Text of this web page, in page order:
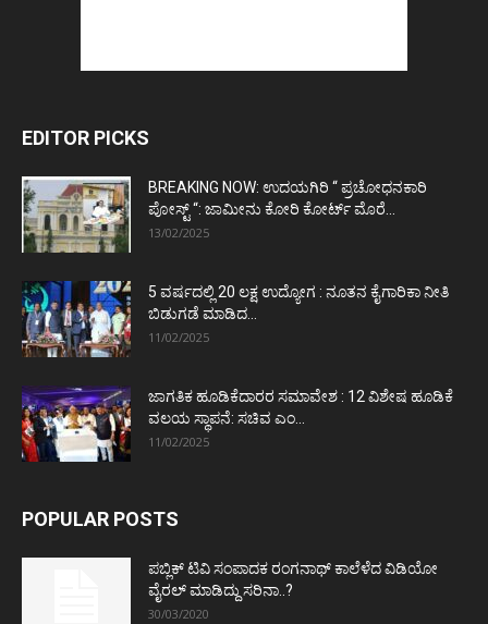
EDITOR PICKS
BREAKING NOW: ಉದಯಗಿರಿ “ ಪ್ರಚೋಧನಕಾರಿ
ಪೋಸ್ಟ್‌ “: ಜಾಮೀನು ಕೋರಿ ಕೋರ್ಟ್‌ ಮೊರೆ...
13/02/2025
5 ವರ್ಷದಲ್ಲಿ 20 ಲಕ್ಷ ಉದ್ಯೋಗ : ನೂತನ ಕೈಗಾರಿಕಾ ನೀತಿ
ಬಿಡುಗಡೆ ಮಾಡಿದ...
11/02/2025
ಜಾಗತಿಕ ಹೂಡಿಕೆದಾರರ ಸಮಾವೇಶ : 12 ವಿಶೇಷ ಹೂಡಿಕೆ
ವಲಯ ಸ್ಥಾಪನೆ: ಸಚಿವ ಎಂ...
11/02/2025
POPULAR POSTS
ಪಬ್ಲಿಕ್ ಟಿವಿ ಸಂಪಾದಕ ರಂಗನಾಥ್ ಕಾಲೆಳೆದ ವಿಡಿಯೋ
ವೈರಲ್ ಮಾಡಿದ್ದು ಸರಿನಾ..?
30/03/2020